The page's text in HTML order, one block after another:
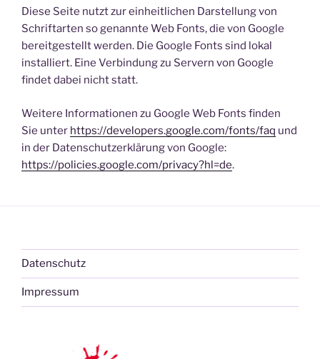
Diese Seite nutzt zur einheitlichen Darstellung von
Schriftarten so genannte Web Fonts, die von Google
bereitgestellt werden. Die Google Fonts sind lokal
installiert. Eine Verbindung zu Servern von Google
findet dabei nicht statt.
Weitere Informationen zu Google Web Fonts finden
Sie unter https://developers.google.com/fonts/faq und
in der Datenschutzerklärung von Google:
https://policies.google.com/privacy?hl=de.
Datenschutz
Impressum